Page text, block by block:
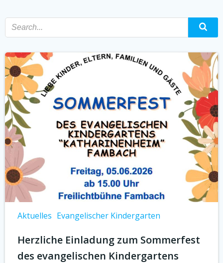
Aktuelles Evangelischer Kindergarten
Herzliche Einladung zum Sommerfest
des evangelischen Kindergartens